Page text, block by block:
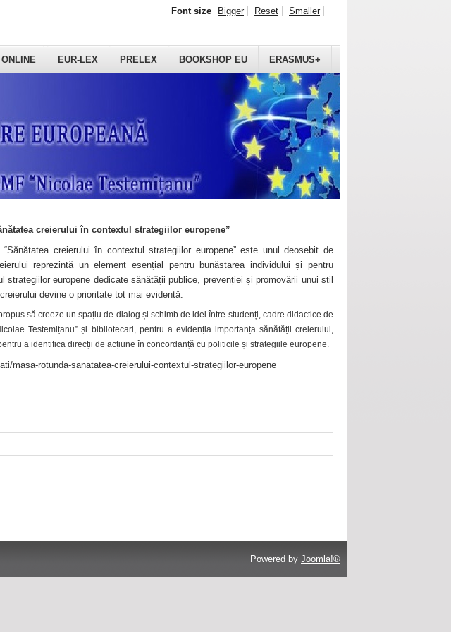
ONLINE EUR-LEX PRELEX BOOKSHOP EU ERASMUS+
Font size Bigger Reset Smaller
creierului în contextul strategiilor europene”
creierului în contextul strategiilor europene” este unul deosebit de
reprezintă un element esențial pentru bunăstarea individului și pentru
europene dedicate sănătății publice, prevenției și promovării unui stil
devine o prioritate tot mai evidentă.
să creeze un spațiu de dialog și schimb de idei între studenți, cadre didactice de
Testemițanu” și bibliotecari, pentru a evidenția importanța sănătății creierului,
a identifica direcții de acțiune în concordanță cu politicile și strategiile europene.
masa-rotunda-sanatatea-creierului-contextul-strategiilor-europene
Powered by Joomla!®